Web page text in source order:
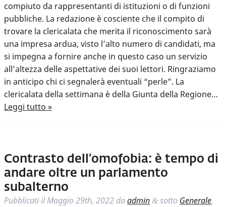
compiuto da rappresentanti di istituzioni o di funzioni
pubbliche. La redazione è cosciente che il compito di
trovare la clericalata che merita il riconoscimento sarà
una impresa ardua, visto l’alto numero di candidati, ma
si impegna a fornire anche in questo caso un servizio
all’altezza delle aspettative dei suoi lettori. Ringraziamo
in anticipo chi ci segnalerà eventuali “perle”. La
clericalata della settimana è della Giunta della Regione…
Leggi tutto »
Contrasto dell’omofobia: è tempo di
andare oltre un parlamento
subalterno
Pubblicati ilMaggio 29th, 2022 daadmin & sotto Generale,